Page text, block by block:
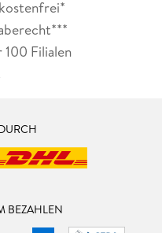
Filialen
BEZAHLEN